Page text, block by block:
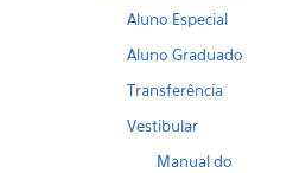
Aluno Especial
Aluno Graduado
Transferência
Vestibular
Manual do